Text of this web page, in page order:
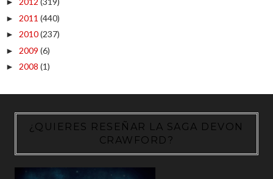
► 2011 (440)
► 2010(237)
► 2009 (6)
► 2008 (1)
¿QUIERES RESEÑAR LA SAGA DEVON
CRAWFORD?